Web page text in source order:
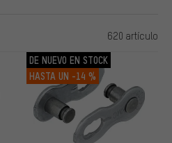
620 artículo
DE NUEVO EN STOCK
HASTA UN -14 %